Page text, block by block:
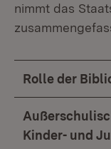
nimmt das
Rolle der
Kinder- und